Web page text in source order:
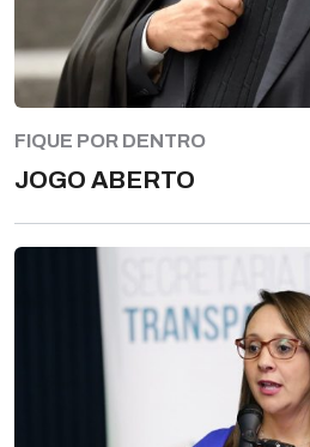
FIQUE POR DENTRO
JOGO ABERTO